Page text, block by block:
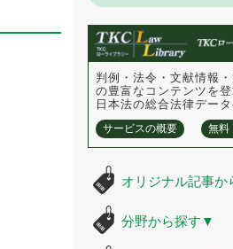
判例・法令・文献情報
の豊富なコンテンツを
日本法の総合法律デー
サービスの概要 無料
オリジナル記事か
分野から探す ▼